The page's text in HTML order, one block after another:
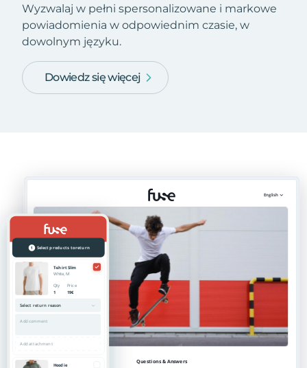
Wyzwalaj w pełni spersonalizowane i markowe
powiadomienia w odpowiednim czasie, w
dowolnym języku.
Dowiedz się więcej